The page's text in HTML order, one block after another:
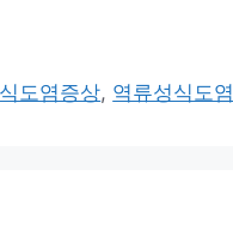
식도염증상, 역류성식도염